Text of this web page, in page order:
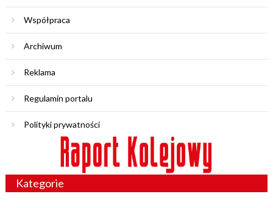
Współpraca
Archiwum
Reklama
Regulamin portalu
Polityki prywatności
Kategorie